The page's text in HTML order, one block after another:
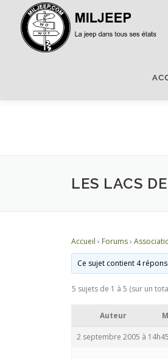
LES LACS
Accueil › Forums›
Ce sujet contient 4
5 sujets de 1 à 5 (sur un
Auteur
2 septembre 2005 à 14h45